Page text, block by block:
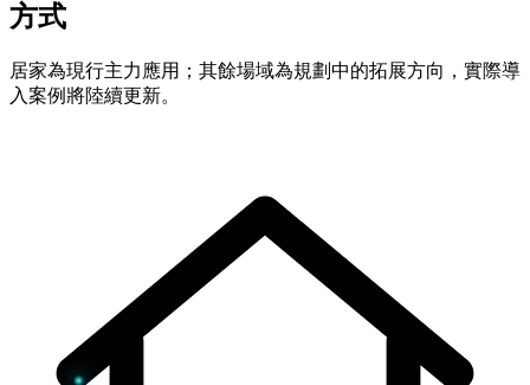
方式
居家為現行主力應用；其餘場域為規劃中的拓展方向，實際導
入案例將陸續更新。